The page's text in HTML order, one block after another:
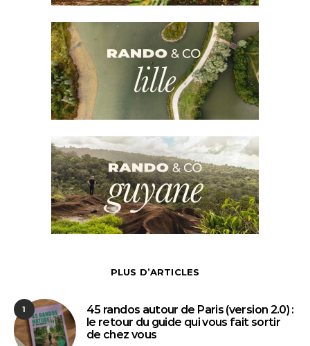
PLUS D’ARTICLES
1
45 randos autour de Paris (version 2.0) :
le retour du guide qui vous fait sortir
de chez vous